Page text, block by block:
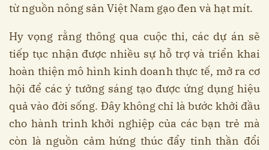
từ nguồn nông sản Việt Nam gạo đen và hạt mít.
Hy vọng rằng thông qua cuộc thi, các dự án sẽ
tiếp tục nhận được nhiều sự hỗ trợ và triển khai
hoàn thiện mô hình kinh doanh thực tế, mở ra cơ
hội để các ý tưởng sáng tạo được ứng dụng hiệu
quả vào đời sống. Đây không chỉ là bước khởi đầu
cho hành trình khởi nghiệp của các bạn trẻ mà
còn là nguồn cảm hứng thúc đẩy tinh thần đổi